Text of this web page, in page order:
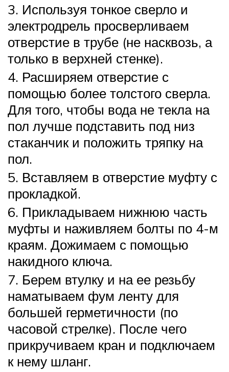
3. Используя тонкое сверло и
электродрель просверливаем
отверстие в трубе (не насквозь, а
только в верхней стенке).
4. Расширяем отверстие с
помощью более толстого сверла.
Для того, чтобы вода не текла на
пол лучше подставить под низ
стаканчик и положить тряпку на
пол.
5. Вставляем в отверстие муфту с
прокладкой.
6. Прикладываем нижнюю часть
муфты и наживляем болты по 4-м
краям. Дожимаем с помощью
накидного ключа.
7. Берем втулку и на ее резьбу
наматываем фум ленту для
большей герметичности (по
часовой стрелке). После чего
прикручиваем кран и подключаем
к нему шланг.